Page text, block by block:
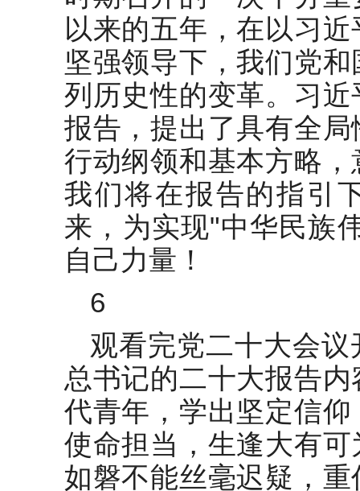
以来的五年，在以习
坚强领导下，我们党
列历史性的变革。习
报告，提出了具有全
行动纲领和基本方略
我们将在报告的指引
来，为实现"中华民族
自己力量！
6
观看完党二十大会
总书记的二十大报告
代青年，学出坚定信
使命担当，生逢大有
如磐不能丝毫迟疑，